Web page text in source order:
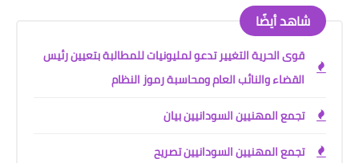
شاهد أيضًا
قوى الحرية التغيير تدعو لمليونيات للمطالبة بتعيين رئيس
القضاء والنائب العام ومحاسبة رموز النظام
تجمع المهنيين السودانيين بيان
تجمع المهنيين السودانيين تصريح